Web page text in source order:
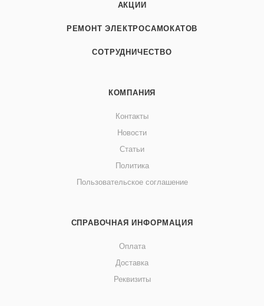
АКЦИИ
РЕМОНТ ЭЛЕКТРОСАМОКАТОВ
СОТРУДНИЧЕСТВО
КОМПАНИЯ
Контакты
Новости
Статьи
Политика
Пользовательское соглашение
СПРАВОЧНАЯ ИНФОРМАЦИЯ
Оплата
Доставка
Реквизиты